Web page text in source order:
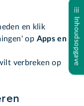
en klik
op Apps en
verbreken op
Inhoudsopgave